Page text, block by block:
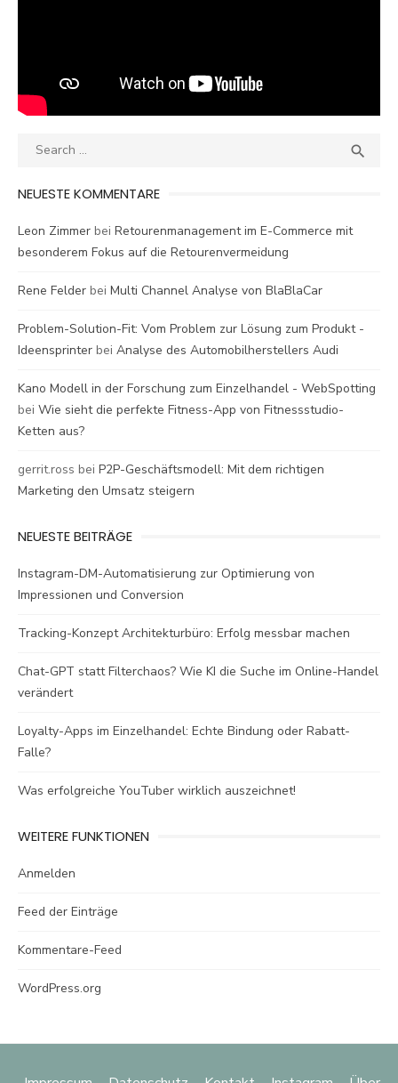
Search

NEUESTE KOMMENTARE
Leon Zimmer bei Retourenmanagement im E-Commerce mit
besonderem Fokus auf die Retourenvermeidung
Rene Felder bei Multi Channel Analyse von BlaBlaCar
Problem-Solution-Fit: Vom Problem zur Lösung zum Produkt -
Ideensprinter bei Analyse des Automobilherstellers Audi
Kano Modell in der Forschung zum Einzelhandel - WebSpotting
bei Wie sieht die perfekte Fitness-App von Fitnessstudio-
Ketten aus?
gerrit.ross bei P2P-Geschäftsmodell: Mit dem richtigen
Marketing den Umsatz steigern
NEUESTE BEITRÄGE
Instagram-DM-Automatisierung zur Optimierung von
Impressionen und Conversion
Tracking-Konzept Architekturbüro: Erfolg messbar machen
Chat-GPT statt Filterchaos? Wie KI die Suche im Online-Handel
verändert
Loyalty-Apps im Einzelhandel: Echte Bindung oder Rabatt-
Falle?
Was erfolgreiche YouTuber wirklich auszeichnet!
WEITERE FUNKTIONEN
Anmelden
Feed der Einträge
Kommentare-Feed
WordPress.org